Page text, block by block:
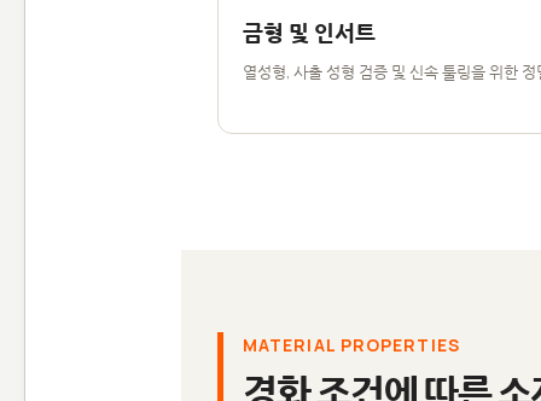
금형 및 인서트
열성형, 사출 성형 검증 및 신속 툴링을 위한 정
MATERIAL PROPERTIES
경화 조건에 따른